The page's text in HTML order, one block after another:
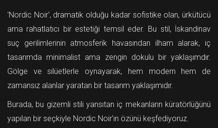
'Nordic Noir', dramatik olduğu kadar sofistike olan, ürkütücü
ama rahatlatıcı bir estetiği temsil eder. Bu stil, İskandinav
suç gerilimlerinin atmosferik havasından ilham alarak, iç
tasarımda minimalist ama zengin dokulu bir yaklaşımdır.
Gölge ve silüetlerle oynayarak, hem modern hem de
zamansız alanlar yaratan bir tasarım yaklaşımıdır.
Burada, bu gizemli stili yansıtan iç mekanların küratörlüğünü
yapılan bir seçkiyle Nordic Noir'ın özünü keşfediyoruz.